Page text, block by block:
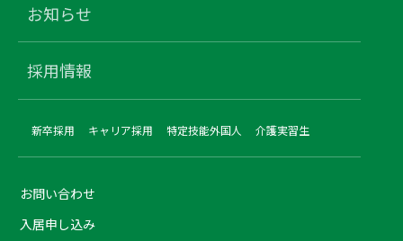
お知らせ
採用情報
新卒採用 キャリア採用 特定技能外国人 介護実習生
お問い合わせ
入居申し込み